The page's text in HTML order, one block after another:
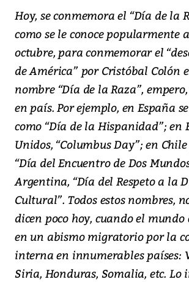
Hoy, se conmemora el “Día de la
como se le conoce popularmente
octubre, para conmemorar el
de América” por Cristóbal Colón
nombre “Día de la Raza”,
en país. Por ejemplo, en España
como “Día de la Hispanidad”; en
Unidos, “Columbus Day”; en
“Día del Encuentro de Dos
Argentina, “Día del Respeto a la
Cultural”. Todos estos nombres,
dicen poco hoy, cuando el
en un abismo migratorio por la
interna en innumerables países:
Siria, Honduras, Somalia, etc. Lo